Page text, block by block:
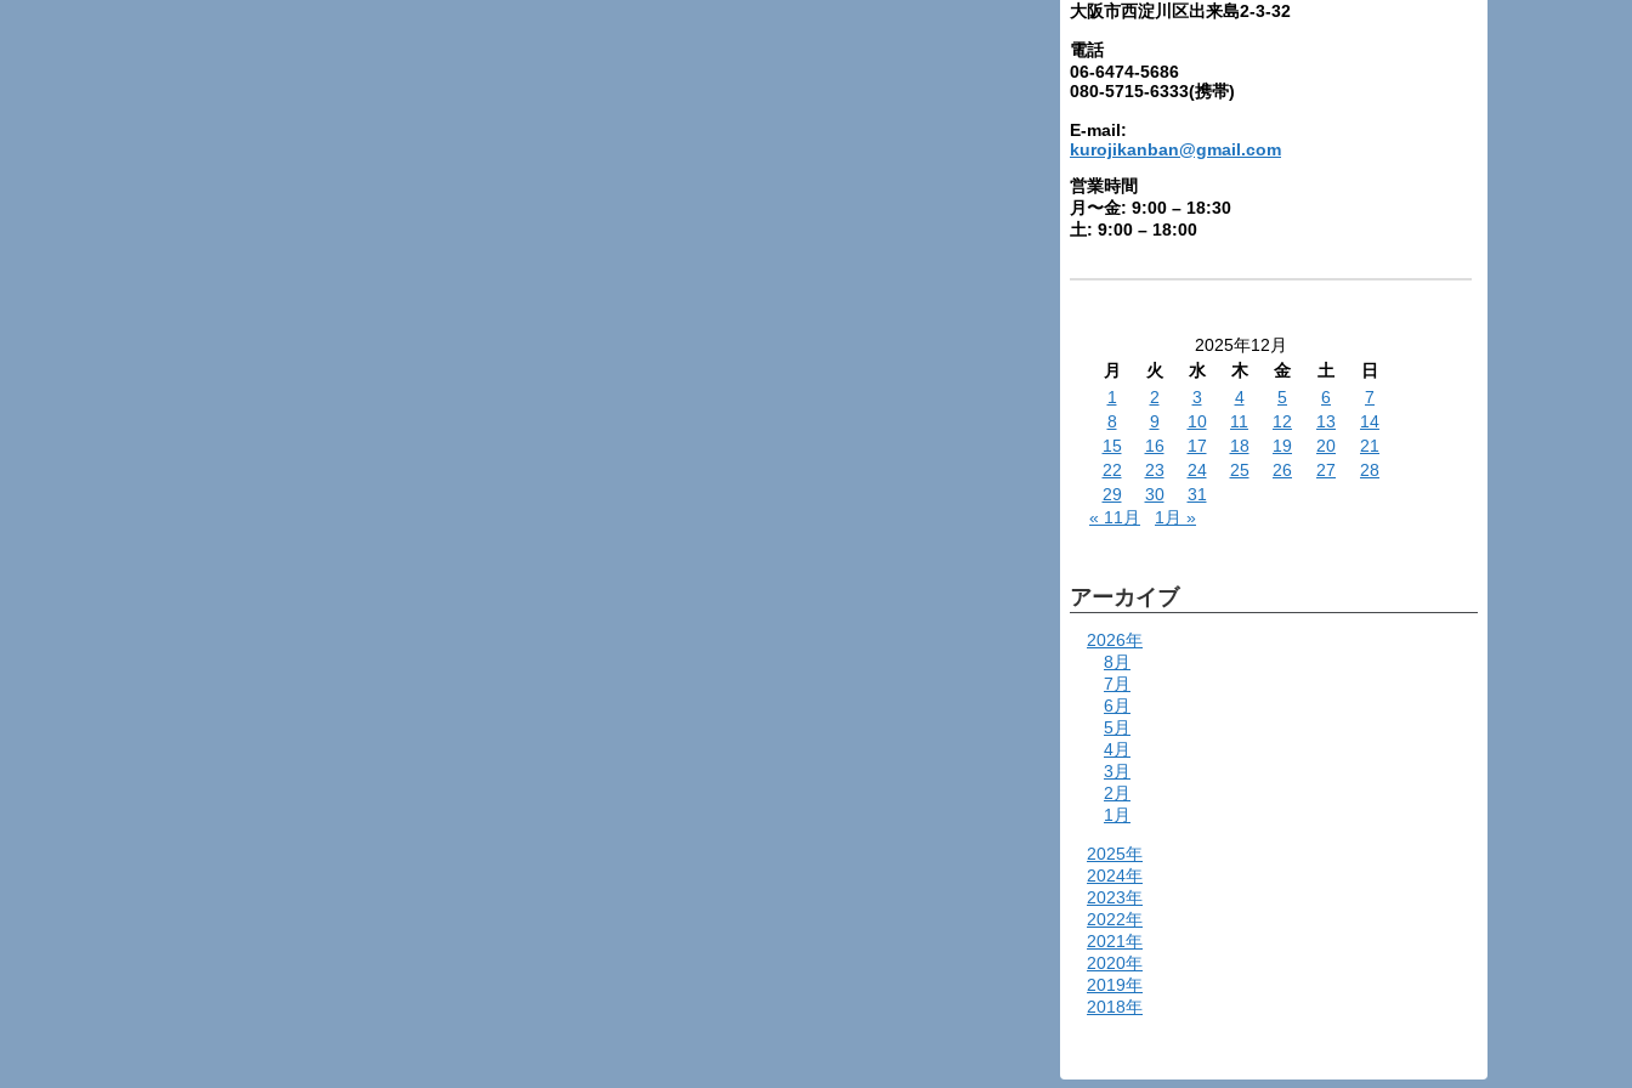
大阪市西淀川区出来島2-3-32
電話
06-6474-5686
080-5715-6333(携帯)
E-mail:
kurojikanban@gmail.com
営業時間
月〜金: 9:00 – 18:30
土: 9:00 – 18:00
2025年12月
月
火 水 木 金 土
日
1
2 3 4 5 6
7
8
9 10 11 12 13
14
15
16 17 18 19 20
21
22
23 24 25 26 27
28
29
30
31
« 11月
1月 »
アーカイブ
2026年
8月
7月
6月
5月
4月
3月
2月
1月
2025年
2024年
2023年
2022年
2021年
2020年
2019年
2018年